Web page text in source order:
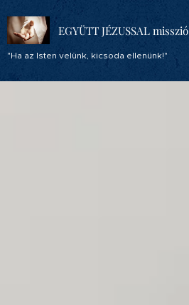
EGYÜTT JÉZUSSAL misszió
"Ha az Isten velünk, kicsoda ellenünk!"